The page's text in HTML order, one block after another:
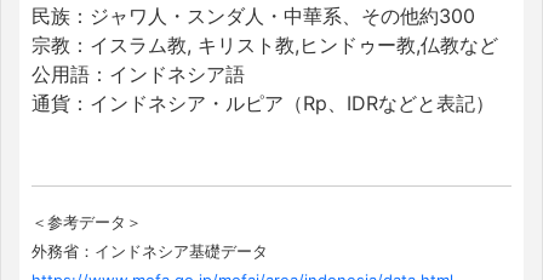
民族：ジャワ人・スンダ人・中華系、その他約300
宗教：イスラム教, キリスト教,ヒンドゥー教,仏教など
公用語：インドネシア語
通貨：インドネシア・ルピア（Rp、IDRなどと表記）
＜参考データ＞
外務省：インドネシア基礎データ